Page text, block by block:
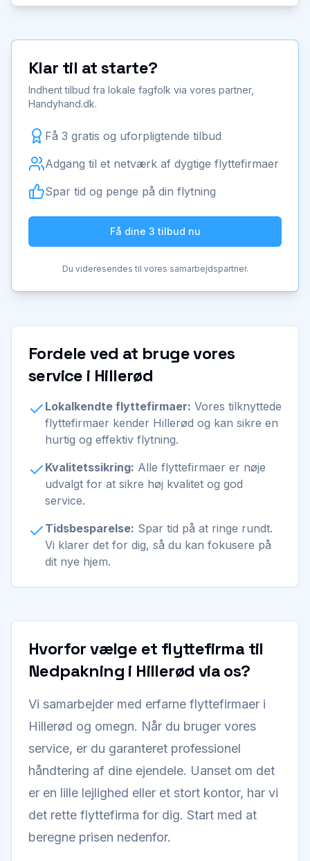
Klar til at starte?
Indhent tilbud fra lokale fagfolk via vores partner,
Handyhand.dk.
Få 3 gratis og uforpligtende tilbud
Adgang til et netværk af dygtige flyttefirmaer
Spar tid og penge på din flytning
Få dine 3 tilbud nu
Du videresendes til vores samarbejdspartner.
Fordele ved at bruge vores
service i Hillerød
Lokalkendte flyttefirmaer: Vores tilknyttede
flyttefirmaer kender Hillerød og kan sikre en
hurtig og effektiv flytning.
Kvalitetssikring: Alle flyttefirmaer er nøje
udvalgt for at sikre høj kvalitet og god
service.
Tidsbesparelse: Spar tid på at ringe rundt.
Vi klarer det for dig, så du kan fokusere på
dit nye hjem.
Hvorfor vælge et flyttefirma til
Nedpakning i Hillerød via os?
Vi samarbejder med erfarne flyttefirmaer i
Hillerød og omegn. Når du bruger vores
service, er du garanteret professionel
håndtering af dine ejendele. Uanset om det
er en lille lejlighed eller et stort kontor, har vi
det rette flyttefirma for dig. Start med at
beregne prisen nedenfor.